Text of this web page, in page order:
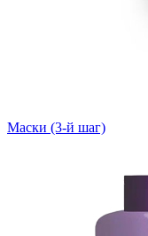
Маски (3-й шаг)